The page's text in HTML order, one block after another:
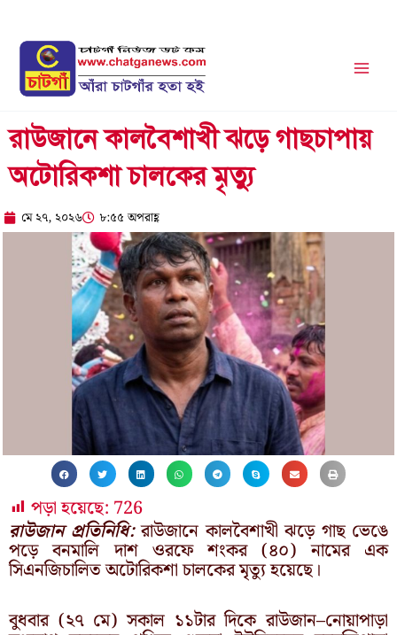
content
রাউজানে কালবৈশাখী ঝড়ে গাছচাপায়
অটোরিকশা চালকের মৃত্যু
মে ২৭, ২০২৬ ৮:৫৫ অপরাহ্ণ
পড়া হয়েছে: 726
রাউজান প্রতিনিধি:রাউজানে কালবৈশাখী ঝড়ে গাছ ভেঙে
পড়ে বনমালি দাশ ওরফে শংকর (৪০) নামের এক
সিএনজিচালিত অটোরিকশা চালকের মৃত্যু হয়েছে।
বুধবার (২৭ মে) সকাল ১১টার দিকে রাউজান–নোয়াপাড়া